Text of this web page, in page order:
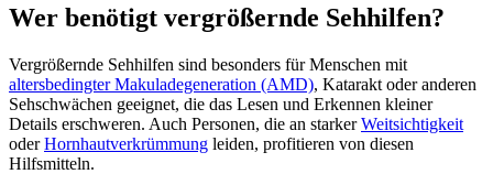
Wer benötigt vergrößernde Sehhilfen?
Vergrößernde Sehhilfen sind besonders für Menschen mit
altersbedingter Makuladegeneration (AMD), Katarakt oder anderen
Sehschwächen geeignet, die das Lesen und Erkennen kleiner
Details erschweren. Auch Personen, die an starkerWeitsichtigkeit
oderHornhautverkrümmung leiden, profitieren von diesen
Hilfsmitteln.